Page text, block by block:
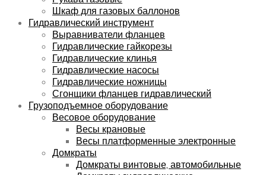
Шкаф для газовых баллонов
Гидравлический инструмент
Выравниватели фланцев
Гидравлические гайкорезы
Гидравлические клинья
Гидравлические насосы
Гидравлические ножницы
Сгонщики фланцев гидравлический
Грузоподъемное оборудование
Весовое оборудование
Весы крановые
Весы платформенные электронные
Домкраты
Домкраты винтовые, автомобильные